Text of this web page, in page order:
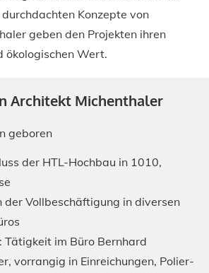
Konzepte von
geben den Projekten ihren
ökologischen Wert.
Architekt Michenthaler
geboren
der HTL-Hochbau in 1010,
der Vollbeschäftigung in diversen
Tätigkeit im Büro Bernhard
vorrangig in Einreichungen, Polier-